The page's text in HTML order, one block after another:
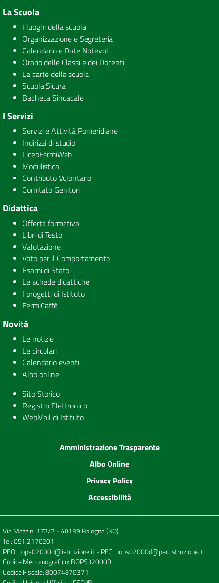
La Scuola
I luoghi della scuola
Organizzazione e Segreteria
Calendario e Date Notevoli
Orario delle Classi e dei Docenti
Le carte della scuola
Scuola Sicura
Bacheca Sindacale
I Servizi
Servizi e Attività Pomeridiane
Indirizzi di studio
LiceoFermiWeb
Modulistica
Contributo Volontario
Comitato Genitori
Didattica
Offerta formativa
Libri di Testo
Valutazione
Voto per il Comportamento
Esami di Stato
Le schede didattiche
I progetti di Istituto
FermiCaffè
Novità
Le notizie
Le circolari
Calendario eventi
Albo online
Sito Storico
Registro Elettronico
WebMail di Istituto
Amministrazione Trasparente
Albo Online
Privacy Policy
Accessibilità
Via Mazzini 172/2 - 40139 Bologna (BO)
Tel:051 2170201
PEO: bops02000d@istruzione.it- PEC: bops02000d@pec.istruzione.it
Codice Meccanografico: BOPS02000D
Codice Fiscale: 80074870371